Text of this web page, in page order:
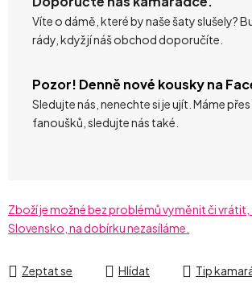
Víte o dámě, které by naše šaty slušely?
rády, když jí náš obchod doporučíte.
Pozor! Denně nové kousky na
Sledujte nás, nenechte si je ujít. Máme
fanoušků, sledujte nás také.
Zboží je možné bez problémů vyměnit či vrátit,
Slovensko, na dobírku nezasíláme.
Zeptat se Hlídat Tip